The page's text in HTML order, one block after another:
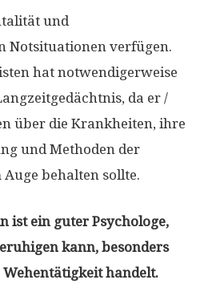
und
Notsituationen verfügen.
hat notwendigerweise
da er /
über die Krankheiten, ihre
und Methoden der
behalten sollte.
ist ein guter Psychologe,
kann, besonders
handelt.